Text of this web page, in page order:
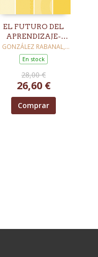
EL FUTURO DEL
APRENDIZAJE-
SERVICIO
GONZÁLEZ RABANAL,
MIRYAM DE LA
CONCEPCIÓN
En stock
28,00 €
26,60 €
Comprar